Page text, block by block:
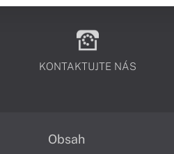
KONTAKTUJTE NÁS
Obsah